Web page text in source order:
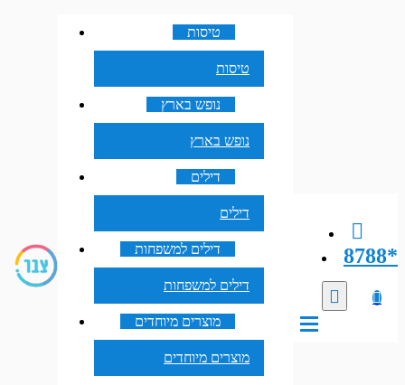
8788*
טיסות
טיסות
נופש בארץ
נופש בארץ
דילים
דילים
דילים למשפחות
דילים למשפחות
מוצרים מיוחדים
מוצרים מיוחדים